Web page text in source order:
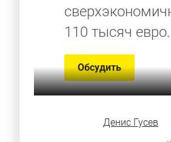
110 тысяч евро.
Обсудить
Денис Гусев